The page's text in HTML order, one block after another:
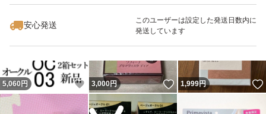
安心発送
このユーザーは設定した発送日数内に
発送しています
5,060 円 いいね！
3,000円 いいね！
1,999円